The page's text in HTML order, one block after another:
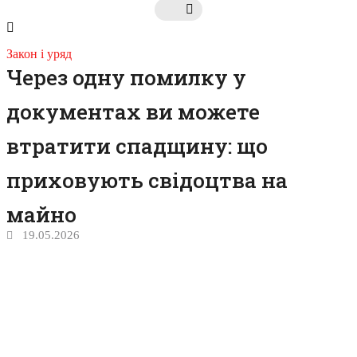
Закон і уряд
Через одну помилку у
документах ви можете
втратити спадщину: що
приховують свідоцтва на
майно
19.05.2026